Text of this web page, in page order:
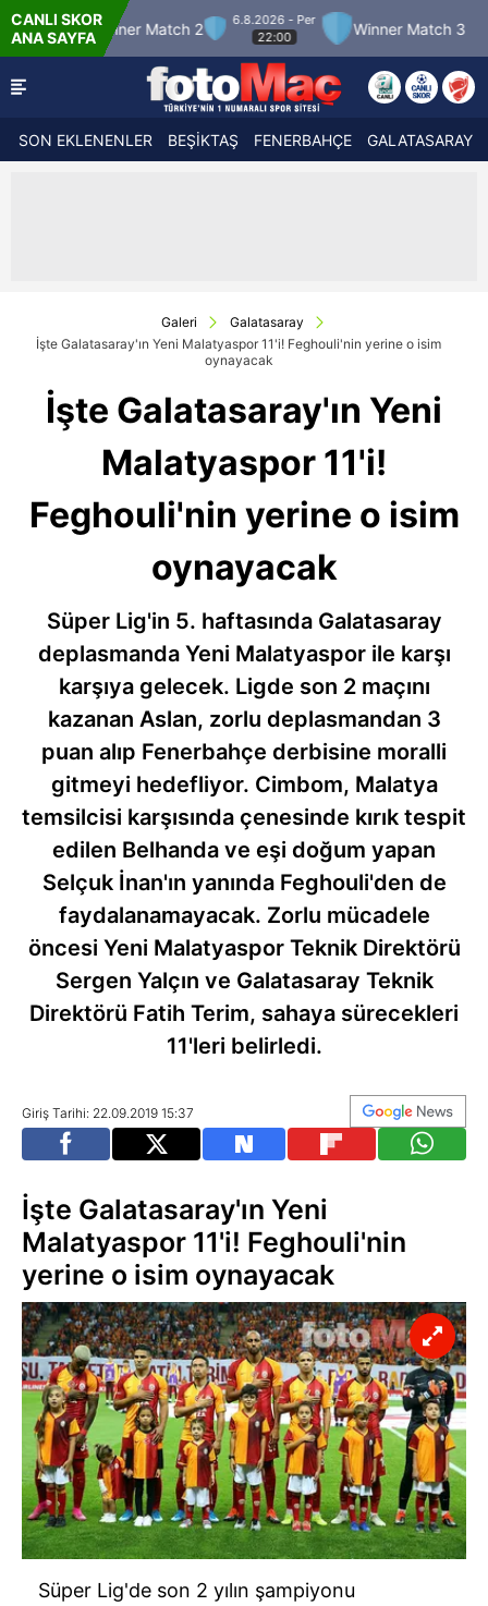
CANLI SKOR
ANA SAYFA
2
6.8.2026 - Per
22:00
Winner Match 3 Boluspor
SON EKLENENLER BEŞİKTAŞ FENERBAHÇE GALATASARAY
Galeri
Galatasaray
İşte Galatasaray'ın Yeni Malatyaspor 11'i! Feghouli'nin yerine o isim
oynayacak
İşte Galatasaray'ın Yeni
Malatyaspor 11'i!
Feghouli'nin yerine o isim
oynayacak
Süper Lig'in 5. haftasında Galatasaray
deplasmanda Yeni Malatyaspor ile karşı
karşıya gelecek. Ligde son 2 maçını
kazanan Aslan, zorlu deplasmandan 3
puan alıp Fenerbahçe derbisine moralli
gitmeyi hedefliyor. Cimbom, Malatya
temsilcisi karşısında çenesinde kırık tespit
edilen Belhanda ve eşi doğum yapan
Selçuk İnan'ın yanında Feghouli'den de
faydalanamayacak. Zorlu mücadele
öncesi Yeni Malatyaspor Teknik Direktörü
Sergen Yalçın ve Galatasaray Teknik
Direktörü Fatih Terim, sahaya sürecekleri
11'leri belirledi.
Giriş Tarihi: 22.09.2019 15:37
İşte Galatasaray'ın Yeni
Malatyaspor 11'i! Feghouli'nin
yerine o isim oynayacak
Süper Lig'de son 2 yılın şampiyonu